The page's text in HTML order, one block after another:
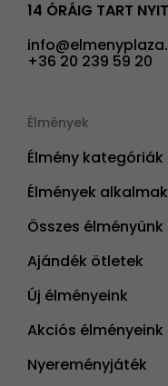
14 ÓRÁIG TART
+36 20 239 59 20
Élmények
Élmény kategóriák
Élmények
Összes élményünk
Ajándék ötletek
Új élményeink
Akciós élményeink
Nyereményjáték